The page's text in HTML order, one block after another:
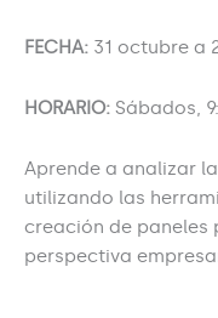
FECHA: 31 octubre a
HORARIO: Sábados,
Aprende a analizar
utilizando las
creación de paneles
perspectiva